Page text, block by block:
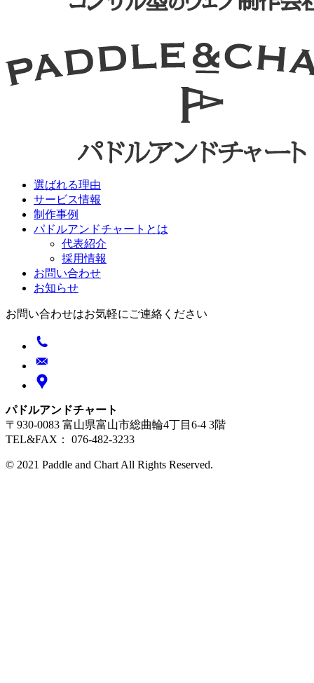
選ばれる理由
サービス情報
制作事例
パドルアンドチャートとは
代表紹介
採用情報
お問い合わせ
お知らせ
お問い合わせはお気軽にご連絡ください
パドルアンドチャート
〒930-0083 富山県富山市総曲輪4丁目6-4 3階
TEL&FAX： 076-482-3233
© 2021 Paddle and Chart All Rights Reserved.